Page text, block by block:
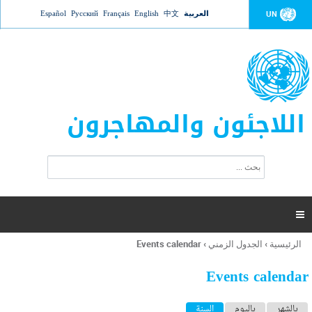
Jump to navigation UN العربية 中文
English
Français
Русский
Español
اللاجئون والمهاجرون
ت
ر
ل
ح
ب

أنت
هنا
الرئيسية › الجدول الزمني ›
Events calendar
Events calendar